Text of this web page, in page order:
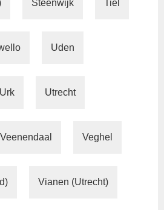
Steenwijk Tiel
Uden
Urk Utrecht
Veenendaal Veghel
Vianen (Utrecht)